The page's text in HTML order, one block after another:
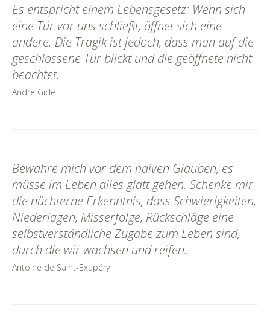
Es entspricht einem Lebensgesetz: Wenn sich
eine Tür vor uns schließt, öffnet sich eine
andere. Die Tragik ist jedoch, dass man auf die
geschlossene Tür blickt und die geöffnete nicht
beachtet.
Andre Gide
Bewahre mich vor dem naiven Glauben, es
müsse im Leben alles glatt gehen. Schenke mir
die nüchterne Erkenntnis, dass Schwierigkeiten,
Niederlagen, Misserfolge, Rückschläge eine
selbstverständliche Zugabe zum Leben sind,
durch die wir wachsen und reifen.
Antoine de Saint-Exupéry